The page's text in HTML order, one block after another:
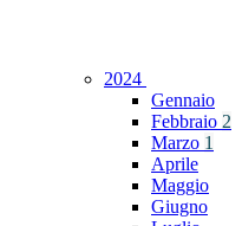
2024
Gennaio
Febbraio 2
Marzo 1
Aprile
Maggio
Giugno